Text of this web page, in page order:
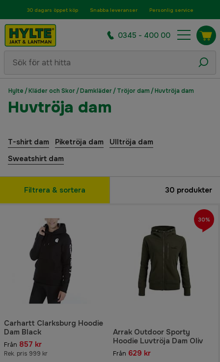
30 dagars öppet köp Snabba leveranser Personlig service
0345 - 400 00
Hylte /Kläder och Skor/Damkläder/Tröjor dam /Huvtröja dam
Huvtröja dam
T-shirt dam Piketröja dam
Ulltröja dam
Sweatshirt dam
Filtrera & sortera 30 produkter
Carhartt Clarksburg Hoodie
Dam Black
Från 857 kr
Rek. pris 999 kr
Arrak Outdoor Sporty
Hoodie Luvtröja Dam Oliv
Från 629 kr
30%